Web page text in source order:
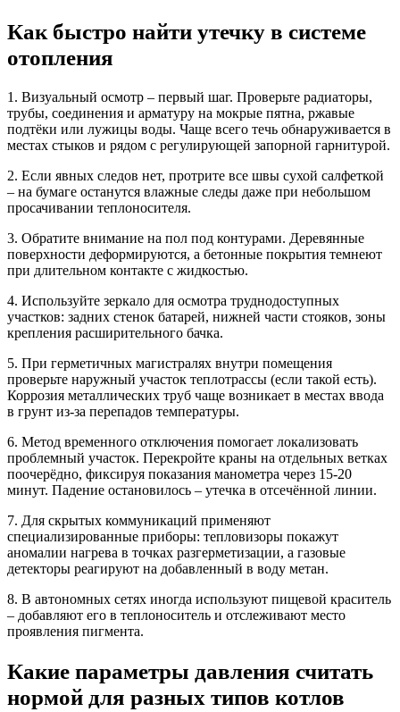
Как быстро найти утечку в системе
отопления
1. Визуальный осмотр – первый шаг. Проверьте радиаторы,
трубы, соединения и арматуру на мокрые пятна, ржавые
подтёки или лужицы воды. Чаще всего течь обнаруживается в
местах стыков и рядом с регулирующей запорной гарнитурой.
2. Если явных следов нет, протрите все швы сухой салфеткой
– на бумаге останутся влажные следы даже при небольшом
просачивании теплоносителя.
3. Обратите внимание на пол под контурами. Деревянные
поверхности деформируются, а бетонные покрытия темнеют
при длительном контакте с жидкостью.
4. Используйте зеркало для осмотра труднодоступных
участков: задних стенок батарей, нижней части стояков, зоны
крепления расширительного бачка.
5. При герметичных магистралях внутри помещения
проверьте наружный участок теплотрассы (если такой есть).
Коррозия металлических труб чаще возникает в местах ввода
в грунт из-за перепадов температуры.
6. Метод временного отключения помогает локализовать
проблемный участок. Перекройте краны на отдельных ветках
поочерёдно, фиксируя показания манометра через 15-20
минут. Падение остановилось – утечка в отсечённой линии.
7. Для скрытых коммуникаций применяют
специализированные приборы: тепловизоры покажут
аномалии нагрева в точках разгерметизации, а газовые
детекторы реагируют на добавленный в воду метан.
8. В автономных сетях иногда используют пищевой краситель
– добавляют его в теплоноситель и отслеживают место
проявления пигмента.
Какие параметры давления считать
нормой для разных типов котлов